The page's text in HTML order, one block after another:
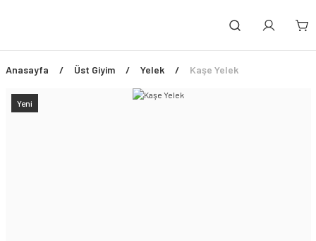
Anasayfa Üst Giyim Yelek Kaşe Yelek
Yeni